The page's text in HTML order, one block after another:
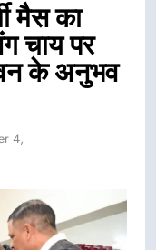
मैस का
चाय पर
के अनुभव
4,